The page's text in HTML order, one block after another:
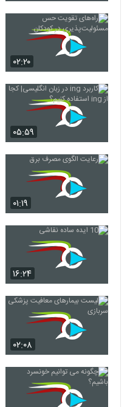
۰۲:۲۰
۰۵:۵۹
۰۱:۱۹
۱۶:۲۴
۰۲:۰۸